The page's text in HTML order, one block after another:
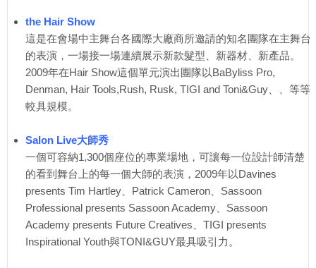
the Hair Show
這是在會場中主舞台各國際大廠商所邀請的知名團隊在主舞台
的表演，一場接一場連續展示新款髮型、新器材、新產品。
2009年在Hair Show這個單元演出團隊以BaByliss Pro,
Denman, Hair Tools,Rush, Rusk, TIGI and Toni&Guy、、等等
較具規模。
Salon Live大師秀
一個可容納1,300個座位的專業場地，可讓每一位設計師清楚
的看到舞台上的每一個大師的表演，2009年以Davines
presents Tim Hartley、Patrick Cameron、Sassoon
Professional presents Sassoon Academy、Sassoon
Academy presents Future Creatives、TIGI presents
Inspirational Youth與TONI&GUY最具吸引力。